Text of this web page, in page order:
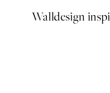
Walldesign